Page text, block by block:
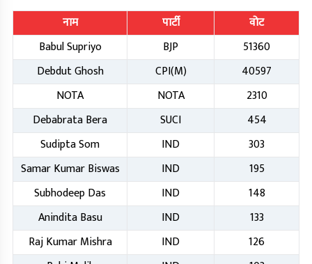
नाम पार्टी
वोट
Babul Supriyo
BJP
51360
Debdut Ghosh
CPI(M)
40597
NOTA
NOTA
2310
Debabrata Bera
SUCI
454
Sudipta Som
IND
303
Samar Kumar Biswas
IND
195
Subhodeep Das
IND
148
Anindita Basu
IND
133
Raj Kumar Mishra
IND
126